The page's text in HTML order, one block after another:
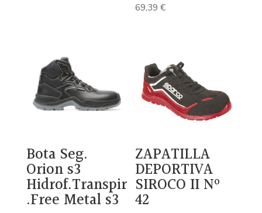
69,39€
Bota Seg.
Orion s3
Hidrof.Transpir
.Free Metal s3
ZAPATILLA
DEPORTIVA
SIROCO II Nº
42